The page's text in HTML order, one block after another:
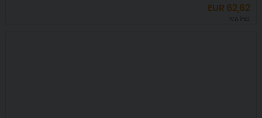
EUR 62,62
IVA incl.